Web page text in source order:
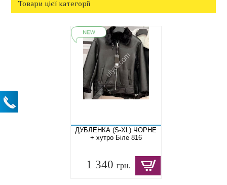
Товари цієї категорії
ДУБЛЕНКА (S-XL) ЧОРНЕ
+ хутро Біле 816
1 340грн.